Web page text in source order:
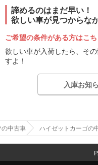
諦めるのはまだ早い！
欲しい車が見つからな
ご希望の条件がある方はこ
欲しい車が入荷したら、そ
すよ！
入庫お知
中古車 ハイゼットカーゴの